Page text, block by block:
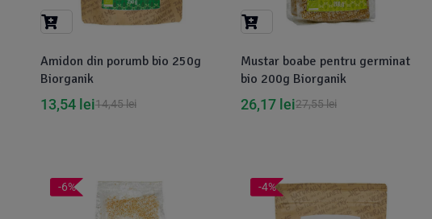
Amidon din porumb bio 250g
Biorganik
14,45lei
13,54 lei
Mustar boabe pentru germinat
bio 200g Biorganik
27,55lei
26,17 lei
-6% -4%